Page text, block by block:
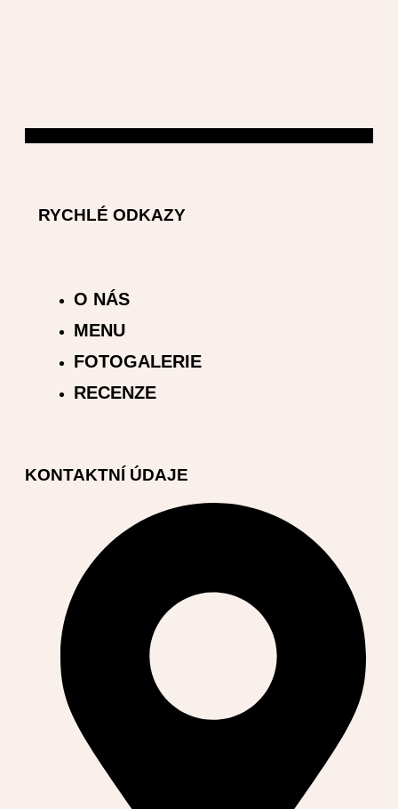
RYCHLÉ ODKAZY
O NÁS
MENU
FOTOGALERIE
RECENZE
KONTAKTNÍ ÚDAJE